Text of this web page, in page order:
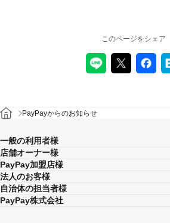
このページをシェア
PayPayからのお知らせ
一般の利用者様
店舗オーナー様
PayPay加盟店様
法人のお客様
自治体の担当者様
PayPay株式会社